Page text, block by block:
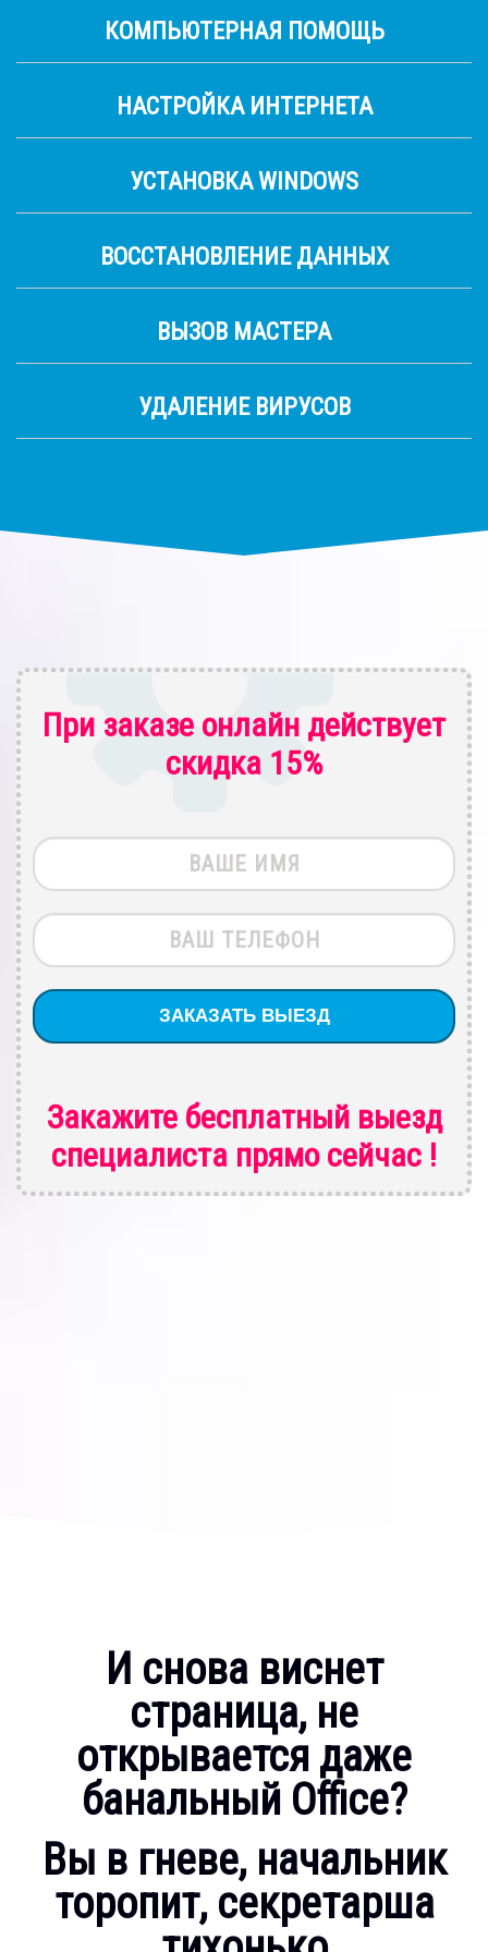
КОМПЬЮТЕРНАЯ ПОМОЩЬ
НАСТРОЙКА ИНТЕРНЕТА
УСТАНОВКА WINDOWS
ВОССТАНОВЛЕНИЕ ДАННЫХ
ВЫЗОВ МАСТЕРА
УДАЛЕНИЕ ВИРУСОВ
При заказе онлайн действует
скидка 15%
Закажите бесплатный выезд
специалиста прямо сейчас !
И снова виснет
страница, не
открывается даже
банальный Office?
Вы в гневе, начальник
торопит, секретарша